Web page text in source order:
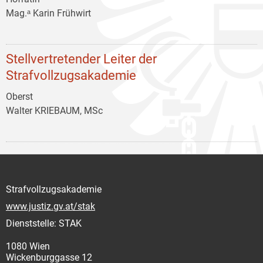
Mag.ᵃ Karin Frühwirt
Stellvertretender Leiter der
Strafvollzugsakademie
Oberst
Walter KRIEBAUM, MSc
Strafvollzugsakademie
www.justiz.gv.at/stak
Dienststelle: STAK
1080 Wien
Wickenburggasse 12